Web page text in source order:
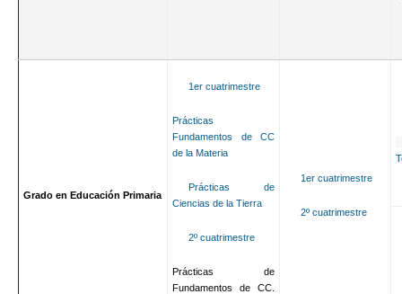
Grado en Educación Primaria
1er cuatrimestre
Prácticas
Fundamentos de CC
de la Materia
Prácticas de
Ciencias de la Tierra
2º cuatrimestre
Prácticas de
Fundamentos de CC.
1er cuatrimestre
2º cuatrimestre